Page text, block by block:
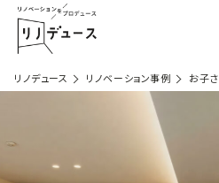
リノデュース リノベーション事例 お子